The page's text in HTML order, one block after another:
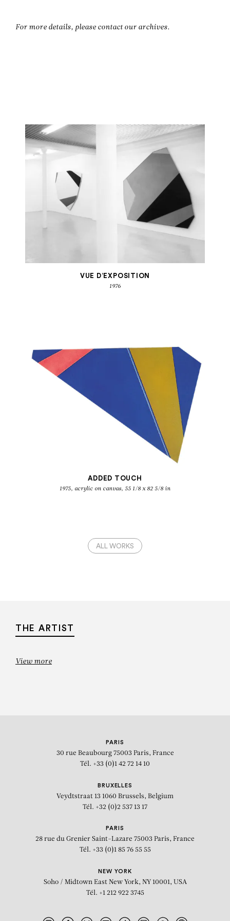
KENNETH NOLAND
Recent paintings
For more details, please contact our archives.
VUE D’EXPOSITION
1976
ADDED TOUCH
1975, acrylic on canvas, 55 1/8 x 82 5/8 in
ALL WORKS
THE ARTIST
View more
PARIS
30 rue Beaubourg 75003 Paris, France
Tél. +33 (0)1 42 72 14 10
BRUXELLES
Veydtstraat 13 1060 Brussels, Belgium
Tél. +32 (0)2 537 13 17
PARIS
28 rue du Grenier Saint-Lazare 75003 Paris, France
Tél. +33 (0)1 85 76 55 55
NEW YORK
Soho / Midtown East New York, NY 10001, USA
Tél. +1 212 922 3745